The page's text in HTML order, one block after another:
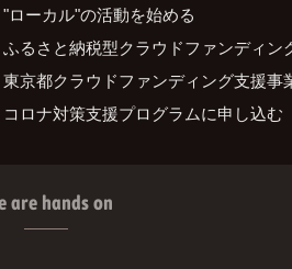
"ローカル"の活動を始める
ふるさと納税型クラウドファンディン
東京都クラウドファンディング支援事
コロナ対策支援プログラムに申し込む
are hands on